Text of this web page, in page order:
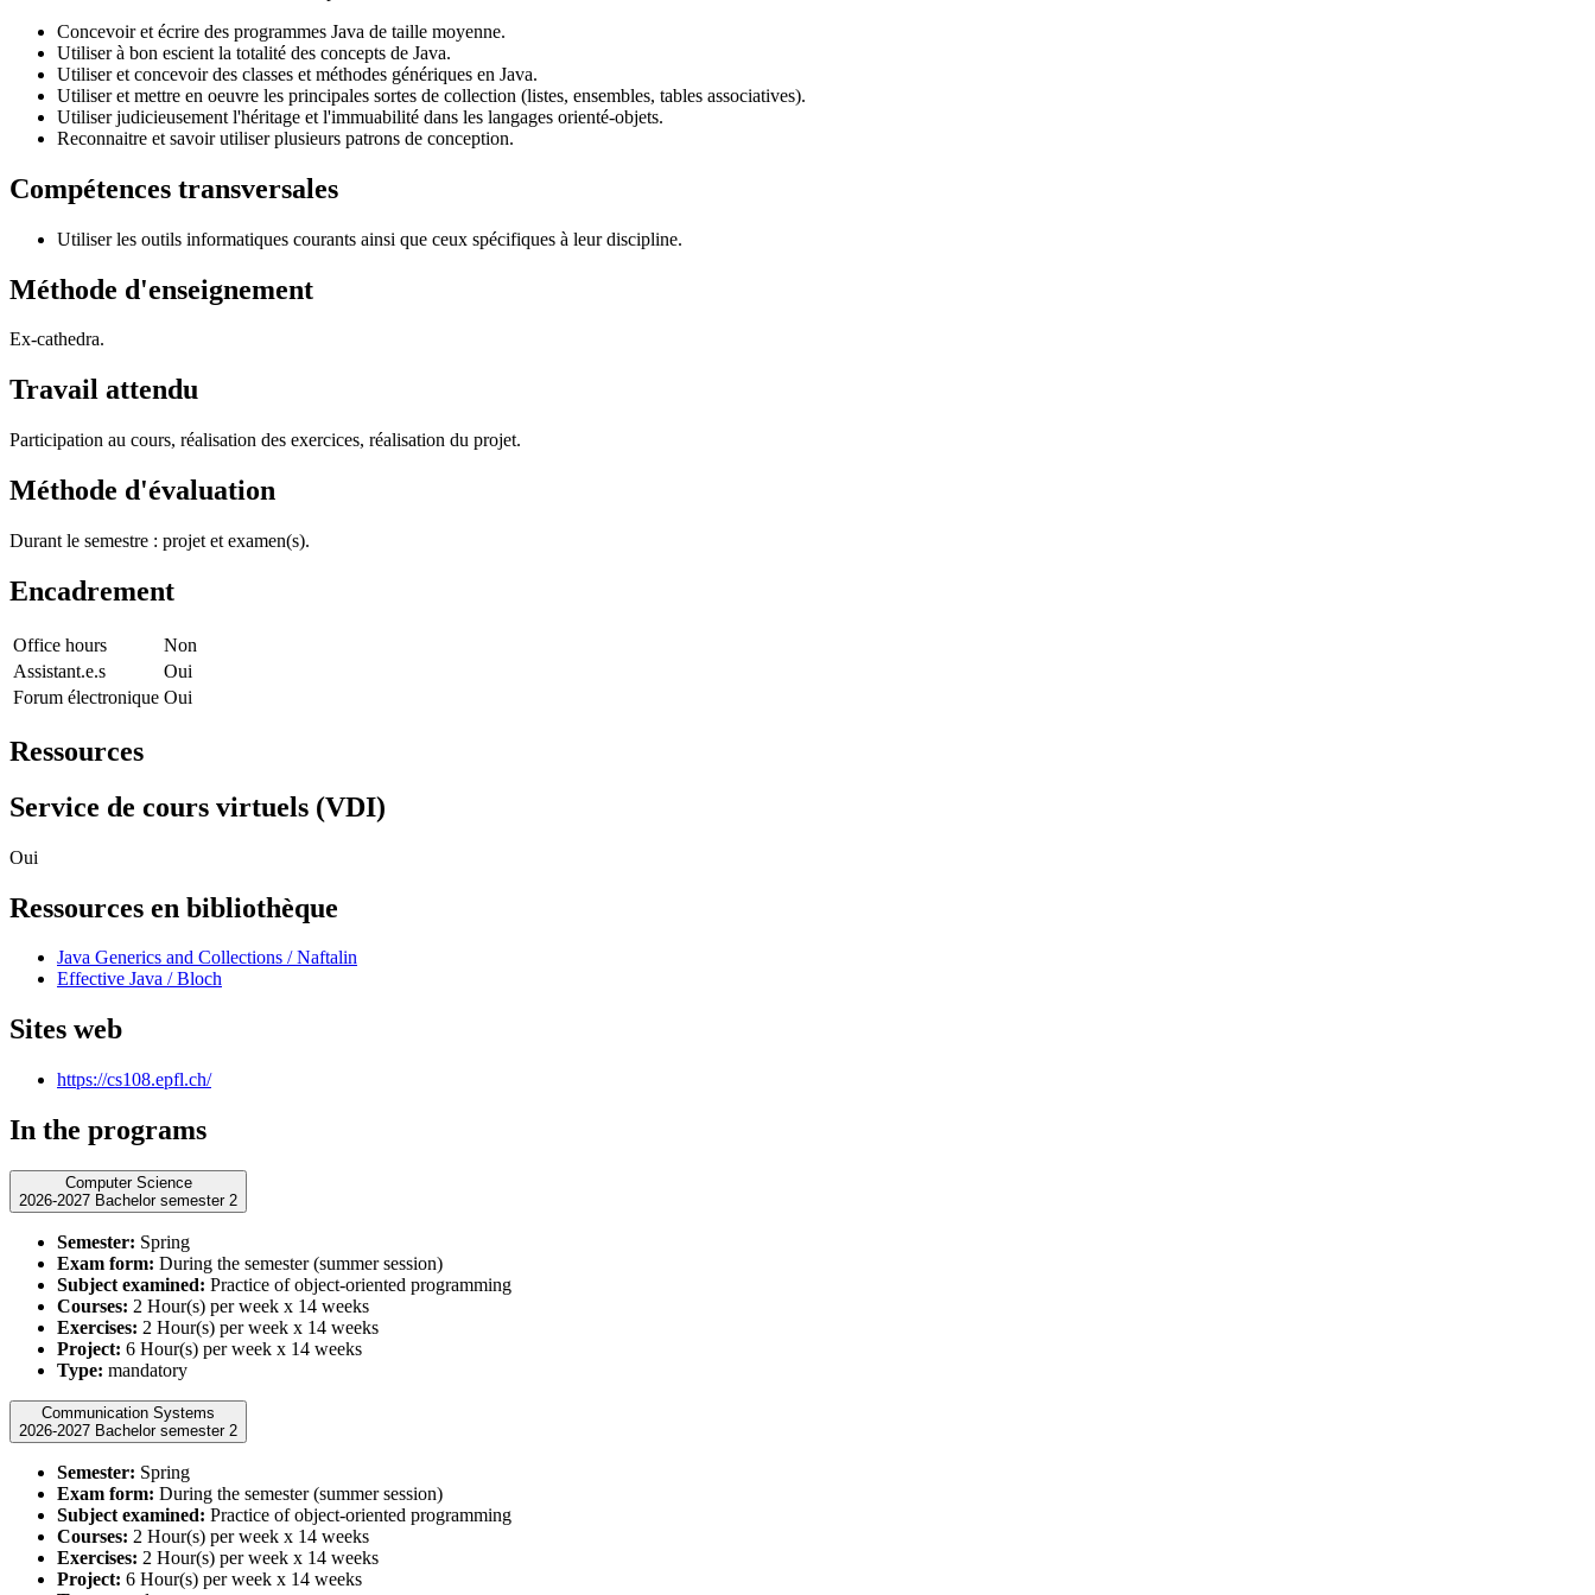
Concevoir et écrire des programmes Java de taille moyenne.
Utiliser à bon escient la totalité des concepts de Java.
Utiliser et concevoir des classes et méthodes génériques en Java.
Utiliser et mettre en oeuvre les principales sortes de collection (listes, ensembles, tables associatives).
Utiliser judicieusement l'héritage et l'immuabilité dans les langages orienté-objets.
Reconnaitre et savoir utiliser plusieurs patrons de conception.
Compétences transversales
Utiliser les outils informatiques courants ainsi que ceux spécifiques à leur discipline.
Méthode d'enseignement
Ex-cathedra.
Travail attendu
Participation au cours, réalisation des exercices, réalisation du projet.
Méthode d'évaluation
Durant le semestre : projet et examen(s).
Encadrement
Office hours
Non
Assistant.e.s
Oui
Forum électronique Oui
Ressources
Service de cours virtuels (VDI)
Oui
Ressources en bibliothèque
Java Generics and Collections / Naftalin
Effective Java / Bloch
Sites web
https://cs108.epfl.ch/
In the programs
Computer Science
2026-2027 Bachelor semester 2
Semester: Spring
Exam form: During the semester (summer session)
Subject examined: Practice of object-oriented programming
Courses: 2 Hour(s) per week x 14 weeks
Exercises: 2 Hour(s) per week x 14 weeks
Project: 6 Hour(s) per week x 14 weeks
Type: mandatory
Communication Systems
2026-2027 Bachelor semester 2
Semester: Spring
Exam form: During the semester (summer session)
Subject examined: Practice of object-oriented programming
Courses: 2 Hour(s) per week x 14 weeks
Exercises: 2 Hour(s) per week x 14 weeks
Project: 6 Hour(s) per week x 14 weeks